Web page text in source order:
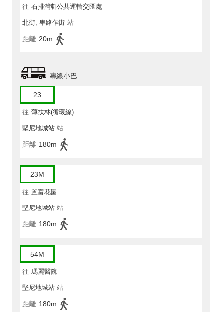
往 石排灣邨公共運輸交匯處
北街, 卑路乍街 站
距離 20m
專線小巴
23
往 薄扶林(循環線)
堅尼地城站 站
距離 180m
23M
往 置富花園
堅尼地城站 站
距離 180m
54M
往 瑪麗醫院
堅尼地城站 站
距離 180m